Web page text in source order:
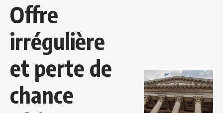
Offre
irrégulière
et perte de
chance